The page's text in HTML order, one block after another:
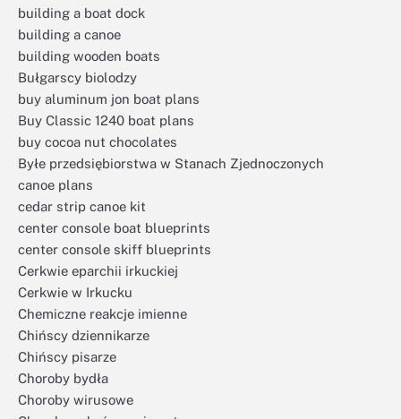
building a boat dock
building a canoe
building wooden boats
Bułgarscy biolodzy
buy aluminum jon boat plans
Buy Classic 1240 boat plans
buy cocoa nut chocolates
Byłe przedsiębiorstwa w Stanach Zjednoczonych
canoe plans
cedar strip canoe kit
center console boat blueprints
center console skiff blueprints
Cerkwie eparchii irkuckiej
Cerkwie w Irkucku
Chemiczne reakcje imienne
Chińscy dziennikarze
Chińscy pisarze
Choroby bydła
Choroby wirusowe